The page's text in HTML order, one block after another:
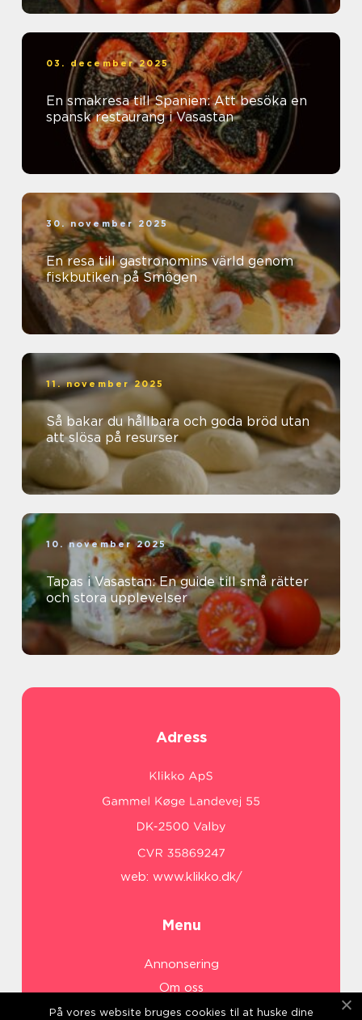
03. december 2025
En smakresa till Spanien: Att besöka en
spansk restaurang i Vasastan
30. november 2025
En resa till gastronomins värld genom
fiskbutiken på Smögen
11. november 2025
Så bakar du hållbara och goda bröd utan
att slösa på resurser
10. november 2025
Tapas i Vasastan: En guide till små rätter
och stora upplevelser
Adress
web: www.klikko.dk/
Menu
Annonsering
Om oss
Cookies
På vores website bruges cookies til at huske dine